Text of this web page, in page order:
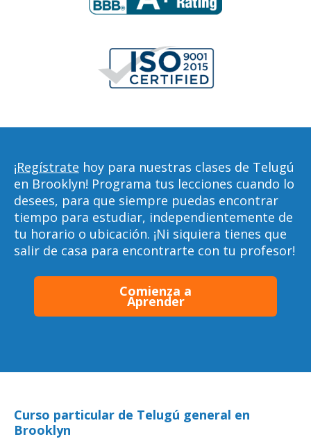
¡Regístrate hoy para nuestras clases de Telugú
en Brooklyn! Programa tus lecciones cuando lo
desees, para que siempre puedas encontrar
tiempo para estudiar, independientemente de
tu horario o ubicación. ¡Ni siquiera tienes que
salir de casa para encontrarte con tu profesor!
Comienza a
Aprender
Curso particular de Telugú general en
Brooklyn